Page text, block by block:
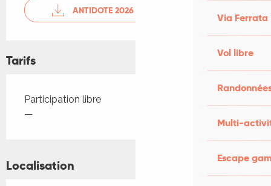
Via Ferrata
Vol libre
Multi-
Escape
ANTIDOTE 2026 LIVRET
Tarifs
Tarifs 2026
Participation libre
—
Localisation